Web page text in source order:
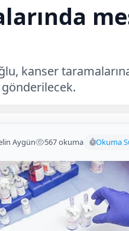
kanser
Aygün 567 okuma Okuma